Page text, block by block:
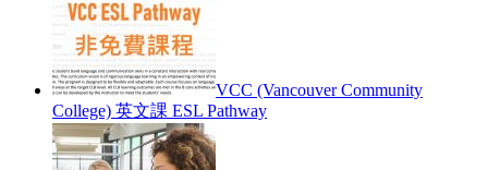
VCC (Vancouver Community
College) 英文課 ESL Pathway